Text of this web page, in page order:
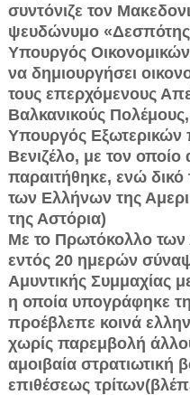
συντόνιζε τον
ψευδώνυμο
Υπουργός
να δημιουργήσει
τους επερχόμενους
Βαλκανικούς
Υπουργός Εξωτερικών
Βενιζέλο, με τον
παραιτήθηκε, ενώ
των Ελλήνων της
της Αστόρια)
Με το Πρωτόκολλο
εντός 20 ημερών
Αμυντικής Συμμαχίας
η οποία υπογράφηκε
προέβλεπε κοινά
χωρίς παρεμβολή
αμοιβαία στρατιωτική
επιθέσεως